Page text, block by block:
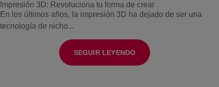
Impresión 3D: Revoluciona tu forma de crear
En los últimos años, la impresión 3D ha dejado de ser una
tecnología de nicho...
SEGUIR LEYENDO